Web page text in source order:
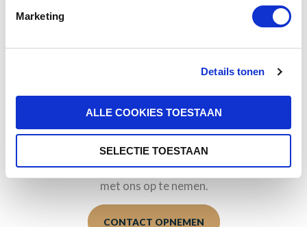
Marketing
Details tonen
ALLE COOKIES TOESTAAN
SELECTIE TOESTAAN
vel tempus erat tellus non ante. Proin volutpat dictum
nisi, et tempor erat ultrices a. Ut sit amet risus non odio
Offerte aanvragen
Ingenieuze ideeën, op zoek naar een betrouwbare
partner, een goede kop koffie, een brainstormsessie
over uw nieuwe productie … aarzel dan niet om contact
met ons op te nemen.
CONTACT OPNEMEN